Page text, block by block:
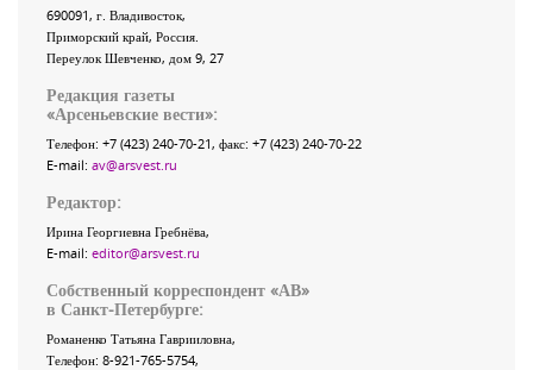
690091, г. Владивосток,
Приморский край, Россия
Переулок Шевченко, дом 9, 27
Редакция газеты
«Арсеньевские вести»:
Телефон: +7 (423) 240-70-21, факс: +7 (423) 240-70-22
E-mail: av@arsvest.ru
Редактор:
Ирина Георгиевна Гребнёва,
E-mail: editor@arsvest.ru
Собственный корреспондент «АВ»
в Санкт-Петербурге:
Романенко Татьяна Гаврииловна,
Телефон: 8-921-765-5754,